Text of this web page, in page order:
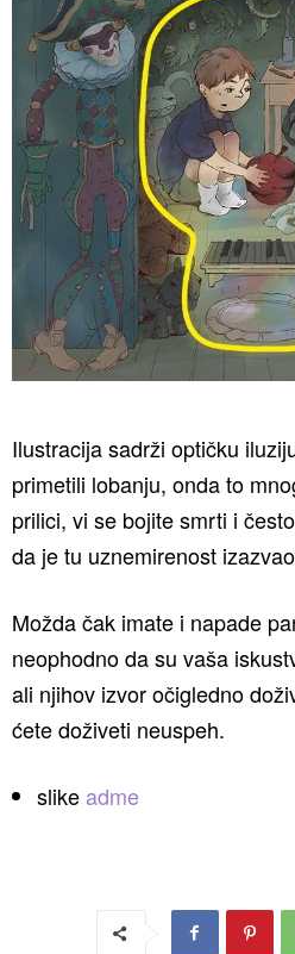
Ilustracija sadrži optičku
primetili lobanju, onda to
prilici, vi se bojite smrti i
da je tu uznemirenost
Možda čak imate i napade
neophodno da su vaša
ali njihov izvor očigledno
ćete doživeti neuspeh.
slikeadme